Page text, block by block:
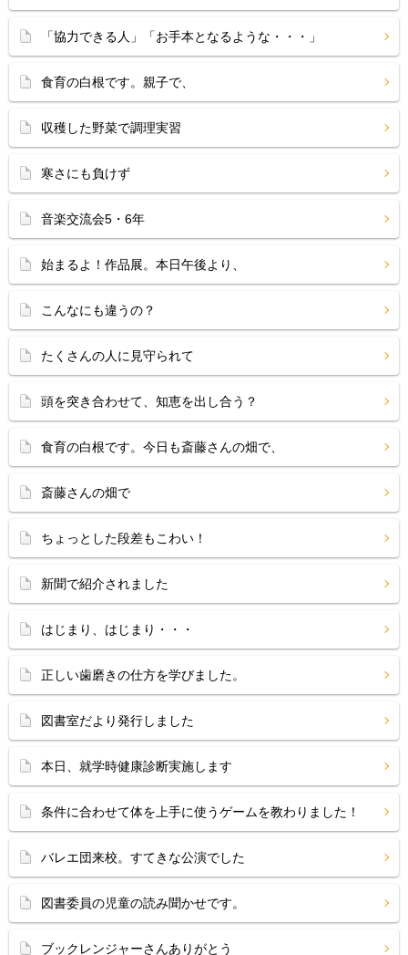
「協力できる人」「お手本となるような・・・」
食育の白根です。親子で、
収穫した野菜で調理実習
寒さにも負けず
音楽交流会5・6年
始まるよ！作品展。本日午後より、
こんなにも違うの？
たくさんの人に見守られて
頭を突き合わせて、知恵を出し合う？
食育の白根です。今日も斎藤さんの畑で、
斎藤さんの畑で
ちょっとした段差もこわい！
新聞で紹介されました
はじまり、はじまり・・・
正しい歯磨きの仕方を学びました。
図書室だより発行しました
本日、就学時健康診断実施します
条件に合わせて体を上手に使うゲームを教わりました！
バレエ団来校。すてきな公演でした
図書委員の児童の読み聞かせです。
ブックレンジャーさんありがとう